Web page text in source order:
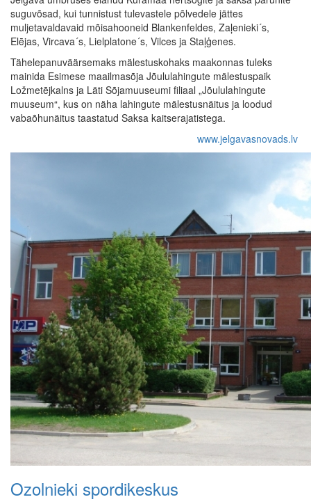
suguvõsad, kui tunnistust tulevastele põlvedele jättes
muljetavaldavaid mõisahooneid Blankenfeldes, Zaļenieki´s,
Elējas, Vircava´s, Lielplatone´s, Vilces ja Staļģenes.
Tähelepanuväärsemaks mälestuskohaks maakonnas tuleks
mainida Esimese maailmasõja Jõululahingute mälestuspaik
Ložmetējkalns ja Läti Sõjamuuseumi filiaal „Jõululahingute
muuseum“, kus on näha lahingute mälestusnäitus ja loodud
vabaõhunäitus taastatud Saksa kaitserajatistega.
www.jelgavasnovads.lv
Ozolnieki spordikeskus